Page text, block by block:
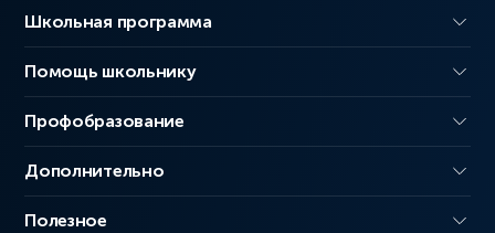
Школьная программа
Помощь школьнику
Профобразование
Дополнительно
Полезное